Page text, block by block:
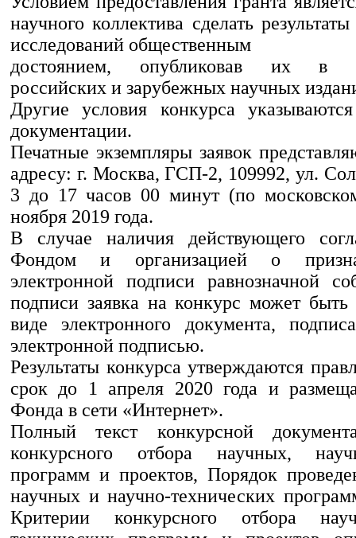
научного коллектива сделать
исследований общественным
достоянием, опубликовав их в
российских и зарубежных научных
Другие условия конкурса
документации.
Печатные экземпляры заявок
адресу: г. Москва, ГСП-2, 109992, ул.
3 до 17 часов 00 минут (по
ноября 2019 года.
В случае наличия действующего
Фондом и организацией о
электронной подписи равнозначной
подписи заявка на конкурс может быть
виде электронного документа,
электронной подписью.
Результаты конкурса утверждаются
срок до 1 апреля 2020 года и
Фонда в сети «Интернет».
Полный текст конкурсной
конкурсного отбора научных,
программ и проектов, Порядок
научных и научно-технических
Критерии конкурсного отбора